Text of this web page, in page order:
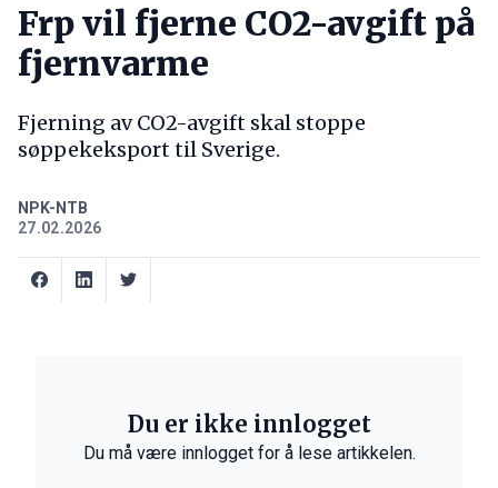
Frp vil fjerne CO2-avgift på
fjernvarme
Fjerning av CO2-avgift skal stoppe
søppekeksport til Sverige.
NPK-NTB
27.02.2026
Du er ikke innlogget
Du må være innlogget for å lese artikkelen.